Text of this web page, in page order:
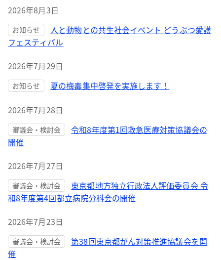
2026年8月3日
お知らせ
人と動物との共生社会イベント どうぶつ愛護
フェスティバル
2026年7月29日
お知らせ 夏の梅毒集中啓発を実施します！
2026年7月28日
審議会・検討会
令和8年度第1回救急医療対策協議会の
開催
2026年7月27日
審議会・検討会
東京都地方独立行政法人評価委員会 令
和8年度第4回都立病院分科会の開催
2026年7月23日
審議会・検討会
第38回東京都がん対策推進協議会を開
催